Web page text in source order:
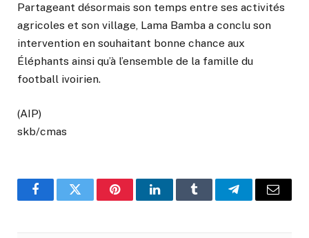
Partageant désormais son temps entre ses activités
agricoles et son village, Lama Bamba a conclu son
intervention en souhaitant bonne chance aux
Éléphants ainsi qu’à l’ensemble de la famille du
football ivoirien.
(AIP)
skb/cmas
FacebookTwitter PinterestLinkedInTumblr TelegramEmail